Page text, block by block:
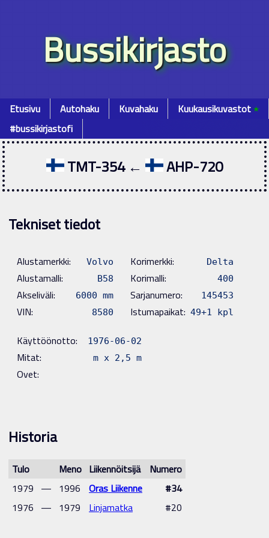
Bussikirjasto
Etusivu Autohaku Kuvahaku Kuukausikuvastot٭
#bussikirjastofi
TMT-354 ← AHP-720
Tekniset tiedot
Alustamerkki: Volvo
Alustamalli: B58
Akseliväli: 6000 mm
VIN: 8580
Korimerkki: Delta
Korimalli: 400
Sarjanumero: 145453
Istumapaikat: 49+1 kpl
Käyttöönotto: 1976-06-02
Mitat: m x 2,5 m
Ovet:
Historia
Tulo Meno Liikennöitsijä
Numero
1979 — 1996 Oras Liikenne
#34
1976 — 1979 Linjamatka #20